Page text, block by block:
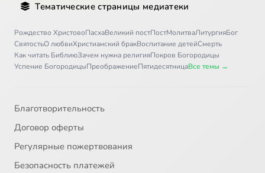
Тематические страницы медиатеки
Рождество ХристовоПасхаВеликий постПостМолитваЛитургияБог
СвятостьО любвиХристианский бракВоспитание детейСмерть
Как читать БиблиюЗачем нужна религияПокров Богородицы
Успение БогородицыПреображениеПятидесятницаВсе темы →
Благотворительность
Договор оферты
Регулярные пожертвования
Безопасность платежей